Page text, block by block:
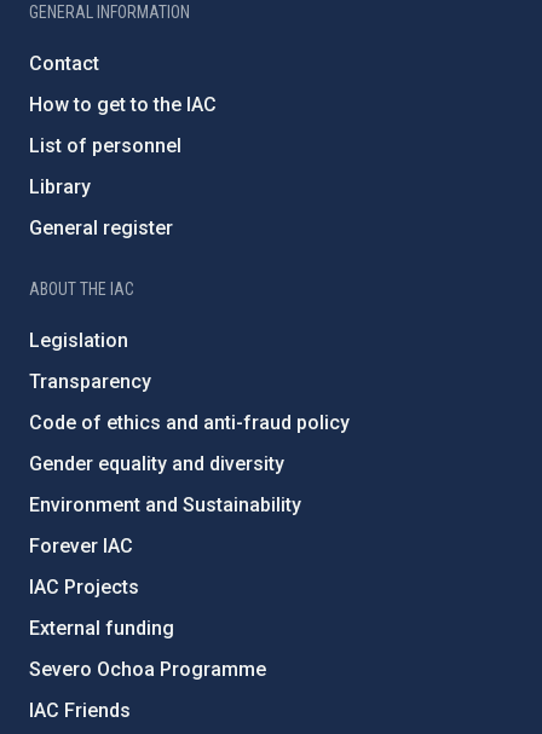
GENERAL INFORMATION
Contact
How to get to the IAC
List of personnel
Library
General register
ABOUT THE IAC
Legislation
Transparency
Code of ethics and anti-fraud policy
Gender equality and diversity
Environment and Sustainability
Forever IAC
IAC Projects
External funding
Severo Ochoa Programme
IAC Friends